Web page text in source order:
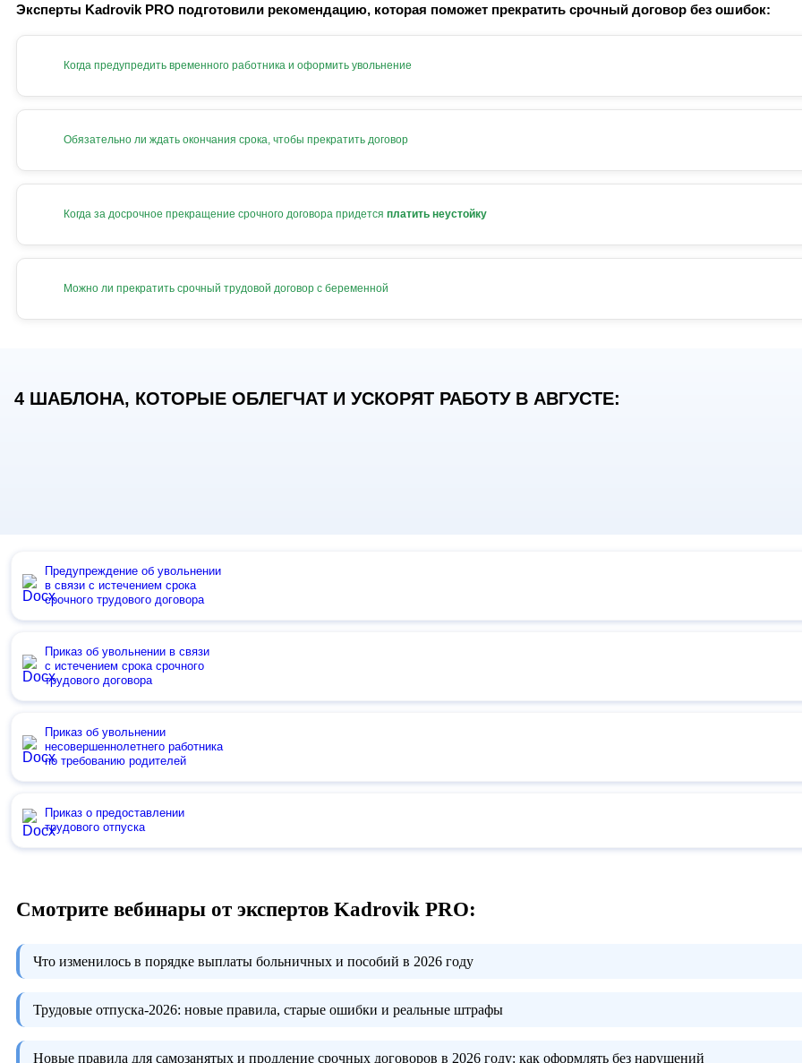
Эксперты Kadrovik PRO подготовили рекомендацию, которая поможет прекратить срочный договор без ошибок:
Когда предупредить временного работника и оформить увольнение
Обязательно ли ждать окончания срока, чтобы прекратить договор
Когда за досрочное прекращение срочного договора придется платить неустойку
Можно ли прекратить срочный трудовой договор с беременной
4 ШАБЛОНА, КОТОРЫЕ ОБЛЕГЧАТ И УСКОРЯТ РАБОТУ В АВГУСТЕ:
Предупреждение об увольнении
в связи с истечением срока
срочного трудового договора
Приказ об увольнении в связи
с истечением срока срочного
трудового договора
Приказ об увольнении
несовершеннолетнего работника
по требованию родителей
Приказ о предоставлении
трудового отпуска
Смотрите вебинары от экспертов Kadrovik PRO:
Что изменилось в порядке выплаты больничных и пособий в 2026 году
Трудовые отпуска-2026: новые правила, старые ошибки и реальные штрафы
Новые правила для самозанятых и продление срочных договоров в 2026 году: как оформлять без нарушений